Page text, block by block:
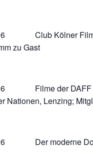
Club Kölner
zu Gast
Filme der DAFF
Nationen, Lenzing;
Der moderne